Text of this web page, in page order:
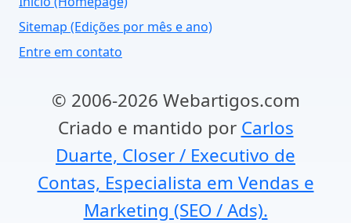
Sitemap (Edições por mês e ano)
Entre em contato
© 2006-2026 Webartigos.com
Criado e mantido por Carlos
Duarte, Closer / Executivo de
Contas, Especialista em Vendas e
Marketing (SEO / Ads).